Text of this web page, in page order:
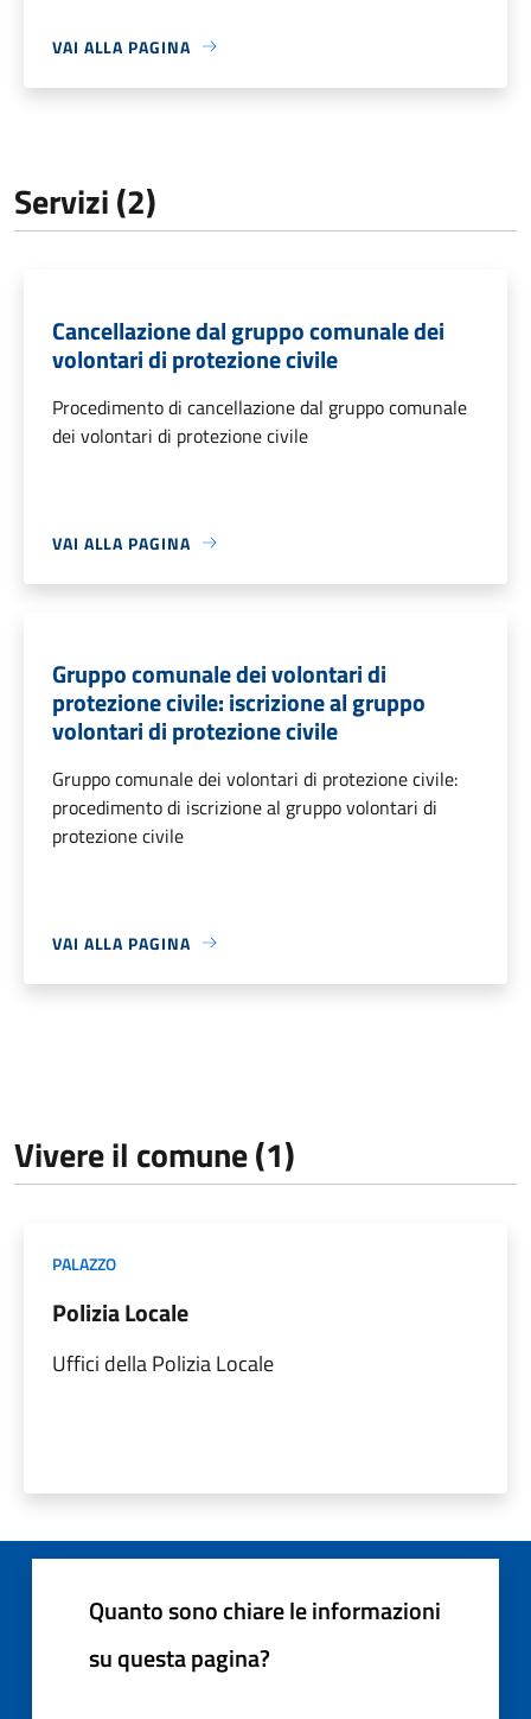
VAI ALLA PAGINA
Servizi (2)
Cancellazione dal gruppo comunale dei
volontari di protezione civile
Procedimento di cancellazione dal gruppo comunale
dei volontari di protezione civile
VAI ALLA PAGINA
Gruppo comunale dei volontari di
protezione civile: iscrizione al gruppo
volontari di protezione civile
Gruppo comunale dei volontari di protezione civile:
procedimento di iscrizione al gruppo volontari di
protezione civile
VAI ALLA PAGINA
Vivere il comune (1)
PALAZZO
Polizia Locale
Uffici della Polizia Locale
Quanto sono chiare le informazioni
su questa pagina?